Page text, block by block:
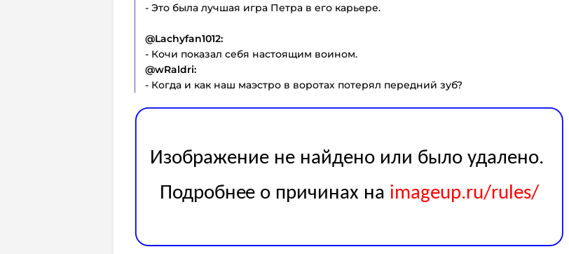
- Это была лучшая игра Петра в его карьере.
@Lachyfan1012:
- Кочи показал себя настоящим воином.
@wRaldri:
- Когда и как наш маэстро в воротах потерял передний зуб?